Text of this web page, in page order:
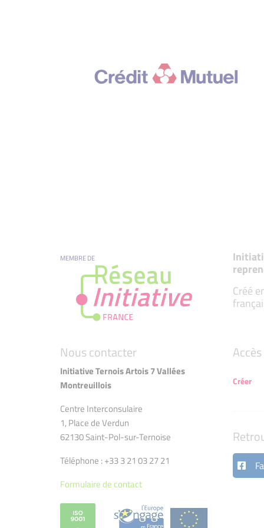
MEMBRE DE
Créé
Nous contacter
Initiative Ternois Artois 7 Vallées
Montreuillois
Centre Interconsulaire
1, Place de Verdun
62130 Saint-Pol-sur-Ternoise
Téléphone : +33 3 21 03 27 21
Formulaire de contact
Créer